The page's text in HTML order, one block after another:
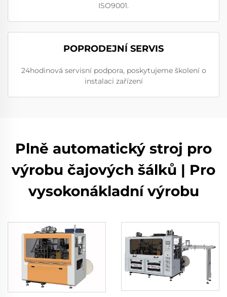
ISO9001.
POPRODEJNÍ SERVIS
24hodinová servisní podpora, poskytujeme školení o
instalaci zařízení
Plně automatický stroj pro
výrobu čajových šálků | Pro
vysokonákladní výrobu